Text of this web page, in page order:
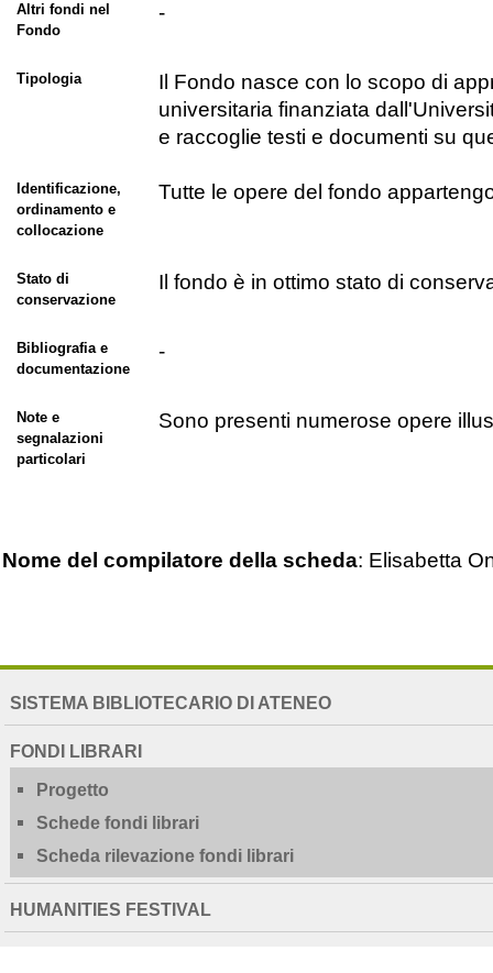
Altri fondi nel
Fondo
-
Tipologia
Il Fondo nasce con lo scopo di
universitaria finanziata
e raccoglie testi e documenti su
Identificazione,
ordinamento e
collocazione
Tutte le opere del fondo
Stato di
conservazione
Il fondo è in ottimo stato di
Bibliografia e
documentazione
-
Note e
segnalazioni
particolari
Sono presenti numerose opere
Nome del compilatore della scheda: Elisabetta
EXTENDED
SISTEMA BIBLIOTECARIO DI ATENEO
FONDI LIBRARI
Progetto
Schede fondi librari
Scheda rilevazione fondi librari
HUMANITIES FESTIVAL